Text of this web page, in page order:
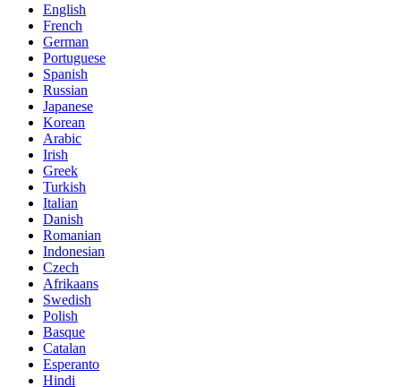
English
French
German
Portuguese
Spanish
Russian
Japanese
Korean
Arabic
Irish
Greek
Turkish
Italian
Danish
Romanian
Indonesian
Czech
Afrikaans
Swedish
Polish
Basque
Catalan
Esperanto
Hindi